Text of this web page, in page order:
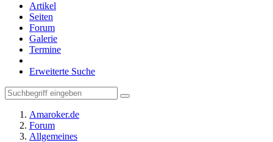
Artikel
Seiten
Forum
Galerie
Termine
Erweiterte Suche
Amaroker.de
Forum
Allgemeines